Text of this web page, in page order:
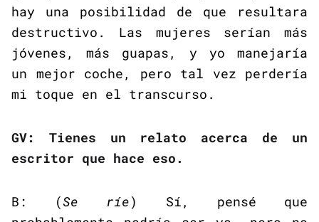
hay una posibilidad de que resultara
destructivo. Las mujeres serían más
jóvenes, más guapas, y yo manejaría
un mejor coche, pero tal vez perdería
mi toque en el transcurso.
GV: Tienes un relato acerca de un
escritor que hace eso.
B: (Se ríe) Sí, pensé que